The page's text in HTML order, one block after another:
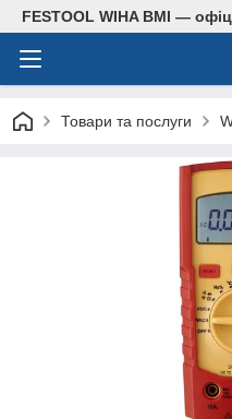
FESTOOL WIHA BMI —
Товари та послуги